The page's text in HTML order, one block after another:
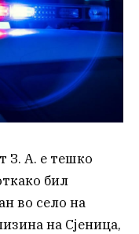
З. А. е тешко
бил
во село на
на Сјеница,